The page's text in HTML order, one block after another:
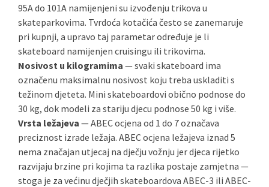
95A do 101A namijenjeni su izvođenju trikova u
skateparkovima. Tvrdoća kotačića često se zanemaruje
pri kupnji, a upravo taj parametar određuje je li
skateboard namijenjen cruisingu ili trikovima.
Nosivost u kilogramima — svaki skateboard ima
označenu maksimalnu nosivost koju treba uskladiti s
težinom djeteta. Mini skateboardovi obično podnose do
30 kg, dok modeli za stariju djecu podnose 50 kg i više.
Vrsta ležajeva — ABEC ocjena od 1 do 7 označava
preciznost izrade ležaja. ABEC ocjena ležajeva iznad 5
nema značajan utjecaj na dječju vožnju jer djeca rijetko
razvijaju brzine pri kojima ta razlika postaje zamjetna —
stoga je za većinu dječjih skateboardova ABEC-3 ili ABEC-